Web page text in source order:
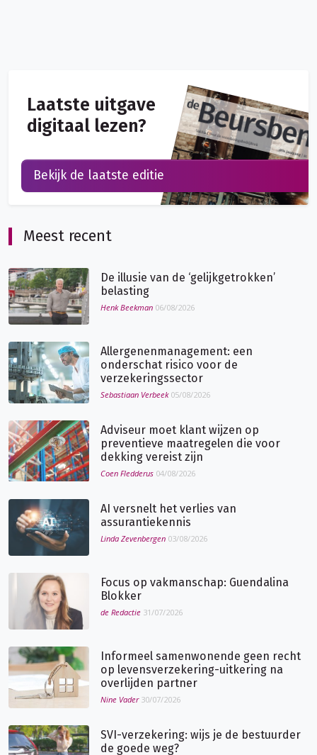
Meest recent
De illusie van de ‘gelijkgetrokken’
belasting
Henk Beekman 06/08/2026
Allergenenmanagement: een
onderschat risico voor de
verzekeringssector
Sebastiaan Verbeek 05/08/2026
Adviseur moet klant wijzen op
preventieve maatregelen die voor
dekking vereist zijn
Coen Fledderus 04/08/2026
AI versnelt het verlies van
assurantiekennis
Linda Zevenbergen 03/08/2026
Focus op vakmanschap: Guendalina
Blokker
de Redactie 31/07/2026
Informeel samenwonende geen recht
op levensverzekering-uitkering na
overlijden partner
Nine Vader 30/07/2026
SVI-verzekering: wijs je de bestuurder
de goede weg?
Laatste uitgave
digitaal lezen?
Bekijk de laatste editie